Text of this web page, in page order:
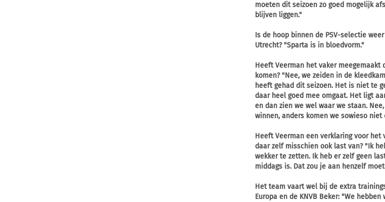
moeten dit seizoen zo goed mogelijk
blijven liggen."
Is de hoop binnen de PSV-selectie
Utrecht?"Sparta is in bloedvorm."
Heeft Veerman het vaker
komen?"Nee, we zeiden in de
heeft gehad dit seizoen. Het is niet te
daar heel goed mee omgaat. Het ligt
en dan zien we wel waar we staan.
winnen, anders komen we sowieso niet
Heeft Veerman een verklaring voor
daar zelf misschien ook last van?"Ik
wekker te zetten. Ik heb er zelf geen
middags is. Dat zou je aan henzelf
Het team vaart wel bij de extra
Europa en de KNVB Beker:"We hebben